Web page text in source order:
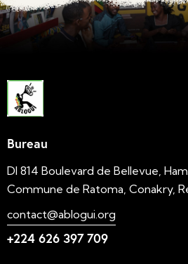
Bureau
DI 814 Boulevard de Bellevue,
Commune de Ratoma, Conakry,
contact@ablogui.org
+224 626 397 709